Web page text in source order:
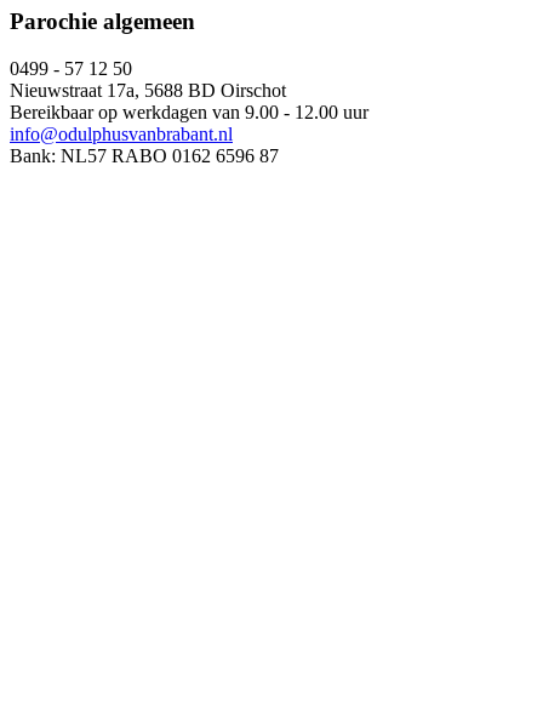
Parochie algemeen
0499 - 57 12 50
Nieuwstraat 17a, 5688 BD Oirschot
Bereikbaar op werkdagen van 9.00 - 12.00 uur
info@odulphusvanbrabant.nl
Bank: NL57 RABO 0162 6596 87